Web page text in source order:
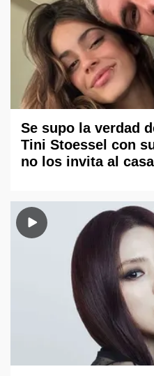
Se supo la verdad
Tini Stoessel con
no los invita al